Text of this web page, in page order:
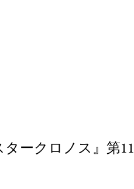
ークロノス』第11